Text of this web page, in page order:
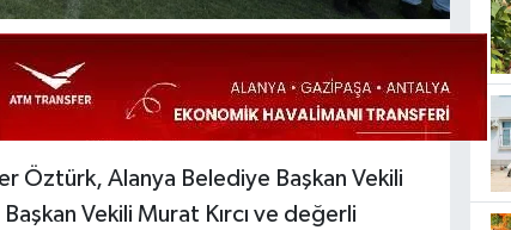
Öztürk, Alanya Belediye Başkan Vekili
Vekili Murat Kırcı ve değerli